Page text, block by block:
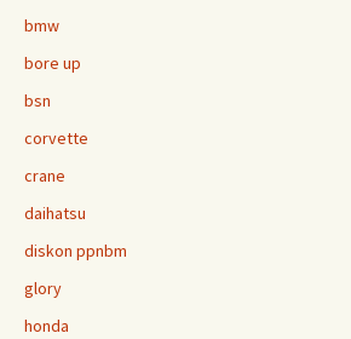
bmw
bore up
bsn
corvette
crane
daihatsu
diskon ppnbm
glory
honda